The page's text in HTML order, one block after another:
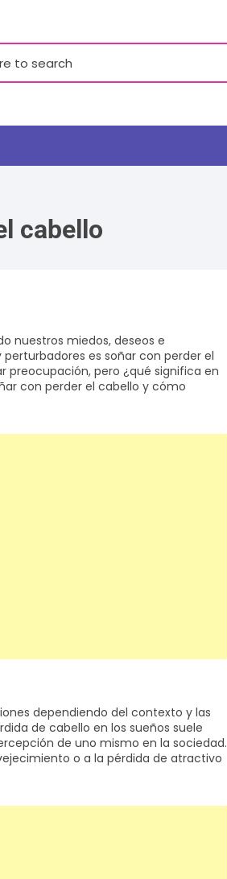
cabello
nuestros miedos, deseos e
es soñar con perder el
preocupación, pero ¿qué significa en
con perder el cabello y cómo
dependiendo del contexto y las
de cabello en los sueños suele
de uno mismo en la sociedad.
o a la pérdida de atractivo